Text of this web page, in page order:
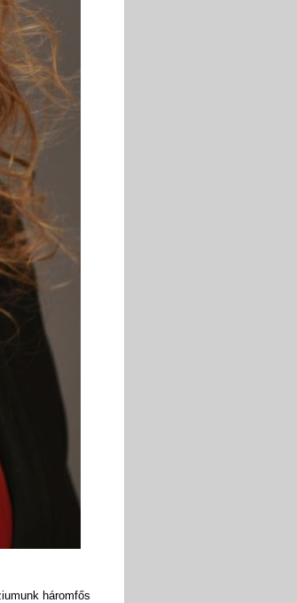
háromfős